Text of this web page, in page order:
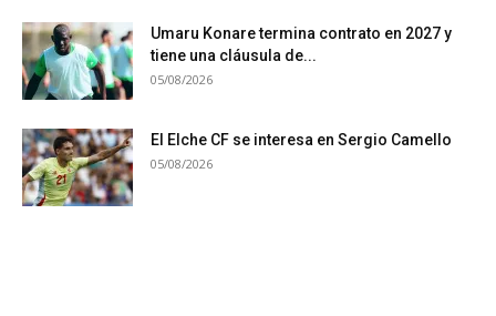
Umaru Konare termina contrato en 2027 y
tiene una cláusula de...
05/08/2026
El Elche CF se interesa en Sergio Camello
05/08/2026